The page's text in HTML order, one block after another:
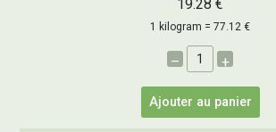
19.28 €
1 kilogram = 77.12 €
– +
Ajouter au panier